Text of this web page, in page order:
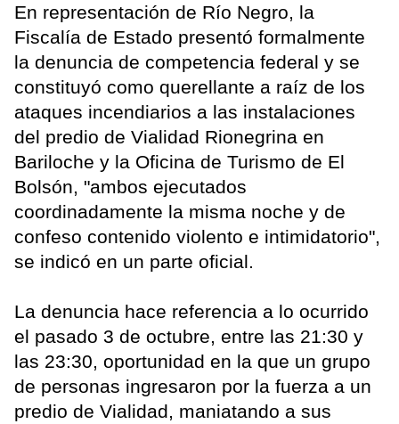
En representación de Río Negro, la
Fiscalía de Estado presentó formalmente
la denuncia de competencia federal y se
constituyó como querellante a raíz de los
ataques incendiarios a las instalaciones
del predio de Vialidad Rionegrina en
Bariloche y la Oficina de Turismo de El
Bolsón, "ambos ejecutados
coordinadamente la misma noche y de
confeso contenido violento e intimidatorio",
se indicó en un parte oficial.
La denuncia hace referencia a lo ocurrido
el pasado 3 de octubre, entre las 21:30 y
las 23:30, oportunidad en la que un grupo
de personas ingresaron por la fuerza a un
predio de Vialidad, maniatando a sus